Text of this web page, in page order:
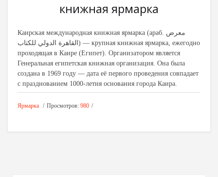
книжная ярмарка
Каирская международная книжная ярмарка (араб. معرض
القاهرة الدولي للكتاب‎) — крупная книжная ярмарка, ежегодно
проходящая в Каире (Египет). Организатором является
Генеральная египетская книжная организация. Она была
создана в 1969 году — дата её первого проведения совпадает
с празднованием 1000-летия основания города Каира.
Ярмарка Просмотров: 980